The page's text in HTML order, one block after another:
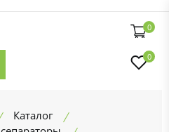
0
0
Каталог